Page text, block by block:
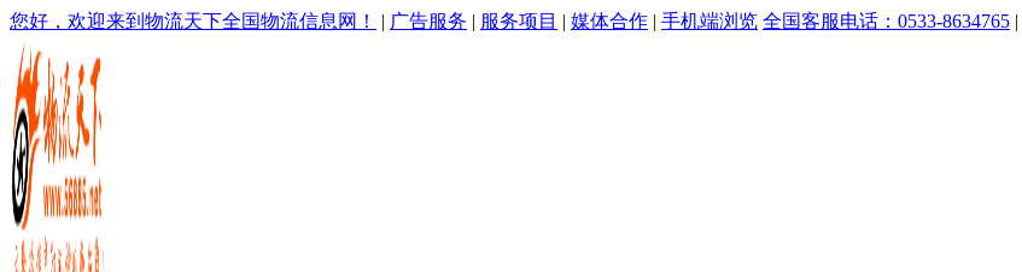
您好，欢迎来到物流天下全国物流信息网！ | 广告服务 | 服务项目 | 媒体合作 | 手机端浏览 全国客服电话：0533-8634765 |